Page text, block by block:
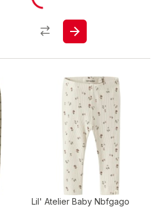
Lil' Atelier Baby Nbfgago